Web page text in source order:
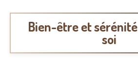
Bien-être et
soi